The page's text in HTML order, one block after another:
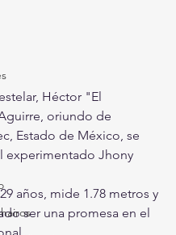
Héctor "El
oriundo de
Estado de México, se
experimentado Jhony
años, mide 1.78 metros y
ser una promesa en el